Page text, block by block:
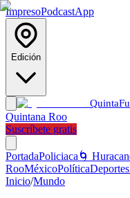
ImpresoPodcastApp
Edición
Quinta
Quintana Roo
Suscríbete gratis
PortadaPoliciaca 🌀
RooMéxicoPolíticaDeportes
Inicio/Mundo